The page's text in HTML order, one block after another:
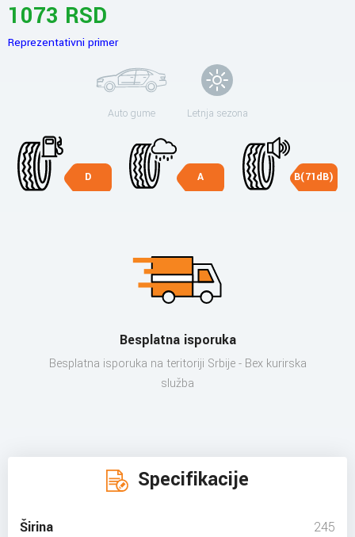
1073 RSD
Reprezentativni primer
Auto gume Letnja sezona
D A B(71dB)
Besplatna isporuka
Besplatna isporuka na teritoriji Srbije - Bex kurirska
služba
Specifikacije
Širina 245